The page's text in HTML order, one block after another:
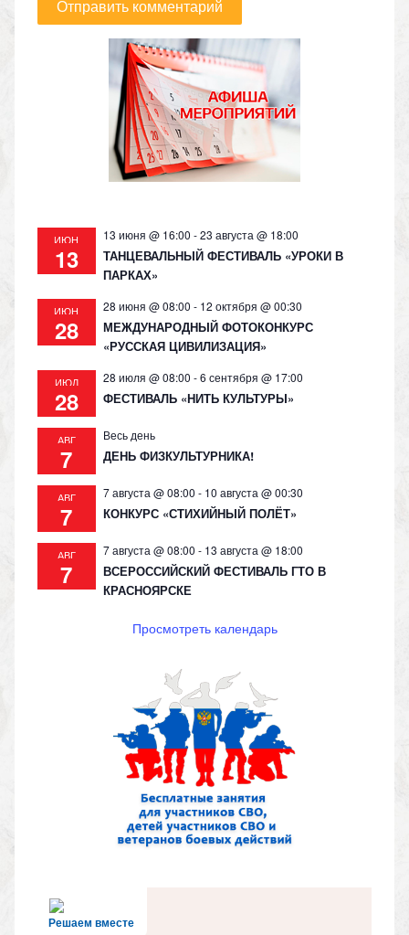
ИЮН
13
13 июня @ 16:00 -23 августа @ 18:00
ТАНЦЕВАЛЬНЫЙ ФЕСТИВАЛЬ «УРОКИ В
ПАРКАХ»
ИЮН
28
28 июня @ 08:00 - 12 октября @ 00:30
МЕЖДУНАРОДНЫЙ ФОТОКОНКУРС
«РУССКАЯ ЦИВИЛИЗАЦИЯ»
ИЮЛ
28
28 июля @ 08:00 -6 сентября @ 17:00
ФЕСТИВАЛЬ «НИТЬ КУЛЬТУРЫ»
АВГ
7
Весь день
ДЕНЬ ФИЗКУЛЬТУРНИКА!
АВГ
7
7 августа @ 08:00 - 10 августа @ 00:30
КОНКУРС «СТИХИЙНЫЙ ПОЛЁТ»
АВГ
7
7 августа @ 08:00 - 13 августа @ 18:00
ВСЕРОССИЙСКИЙ ФЕСТИВАЛЬ ГТО В
КРАСНОЯРСКЕ
Просмотреть календарь
Решаем вместе